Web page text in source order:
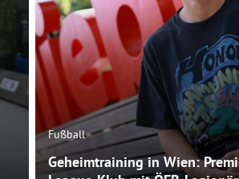
Fußball
Geheimtraining in Wien: